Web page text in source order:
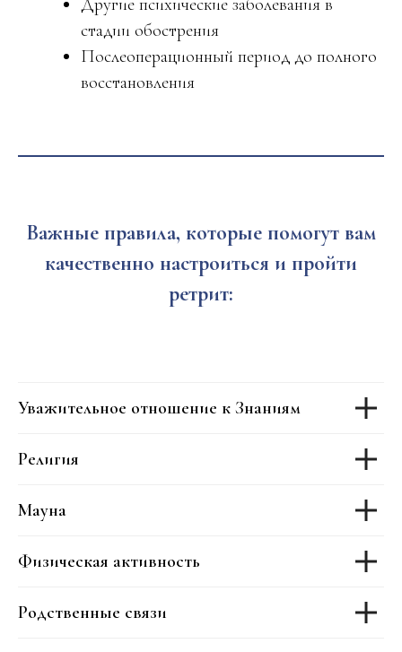
Люблю вас всей душой и благодарю!
Другие психические заболевания в
стадии обострения
Послеоперационный период до полного
восстановления
Важные правила, которые помогут вам
качественно настроиться и пройти
ретрит:
Уважительное отношение к Знаниям
Религия
Мауна
Физическая активность
Родственные связи